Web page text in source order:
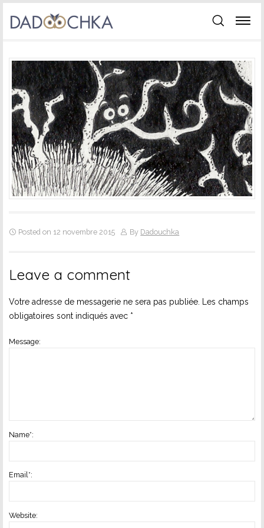
Posted on 12 novembre 2015 By Dadouchka
Leave a comment
Votre adresse de messagerie ne sera pas publiée.
Les champs
obligatoires sont indiqués avec *
Message:
Name*:
Email*:
Website: